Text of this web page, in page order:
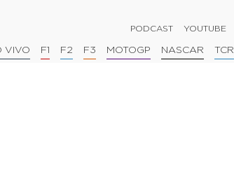
PODCAST YOUTUBE
VIVO F1 F2 F3 MOTOGP NASCAR TCR